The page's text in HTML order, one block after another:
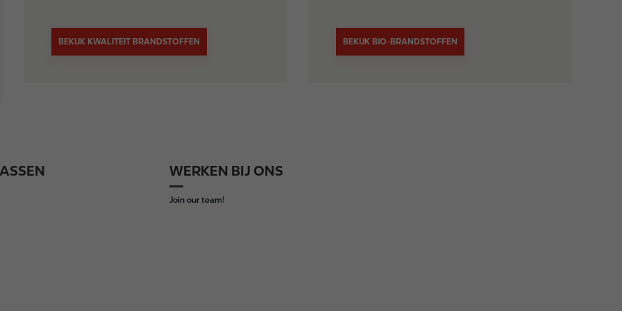
BEKIJK KWALITEIT BRANDSTOFFEN BEKIJK BIO-BRANDSTOFFEN
WERKEN BIJ ONS
Join our team!